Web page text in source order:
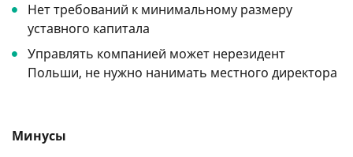
Нет требований к минимальному размеру
уставного капитала
Управлять компанией может нерезидент
Польши, не нужно нанимать местного директора
Минусы